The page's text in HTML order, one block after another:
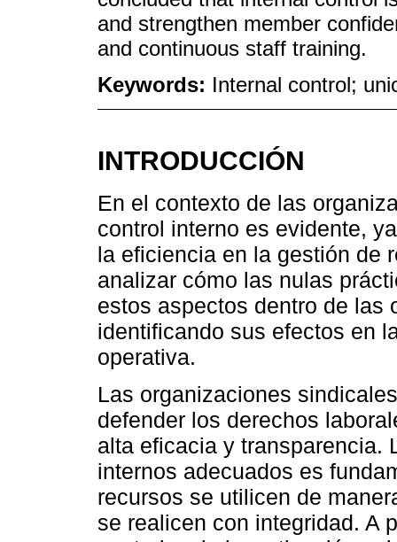
and strengthen member
and continuous staff training.
Keywords: Internal control;
INTRODUCCIÓN
En el contexto de las
control interno es evidente,
la eficiencia en la gestión de
analizar cómo las nulas
estos aspectos dentro de las
identificando sus efectos en
operativa.
Las organizaciones
defender los derechos
alta eficacia y transparencia.
internos adecuados es
recursos se utilicen de
se realicen con integridad. A